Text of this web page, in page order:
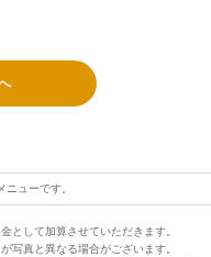
ューです。
として加算させていただきます。
写真と異なる場合がございます。